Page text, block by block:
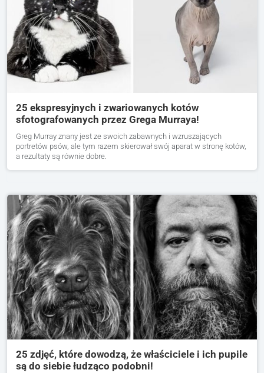
25 ekspresyjnych i zwariowanych kotów
sfotografowanych przez Grega Murraya!
Greg Murray znany jest ze swoich zabawnych i wzruszających
portretów psów, ale tym razem skierował swój aparat w stronę kotów,
a rezultaty są równie dobre.
25 zdjęć, które dowodzą, że właściciele i ich pupile
są do siebie łudząco podobni!